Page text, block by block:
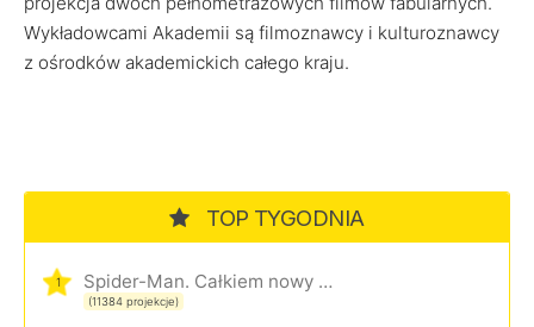
Wykładowcami Akademii są filmoznawcy i kulturoznawcy
z ośrodków akademickich całego kraju.
TOP TYGODNIA
1 Spider-Man. Całkiem nowy dzień
(11384 projekcje)